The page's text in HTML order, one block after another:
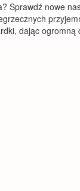
Sprawdź nowe
dając ogromną